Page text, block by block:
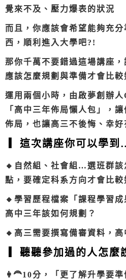
覺來不及、壓力爆表的狀況
而且，你應該會希望能夠充
西，順利進入大學吧?!
那你千萬不要錯過這場講座
應該怎麼規劃與準備才會比
運用兩個小時，由啟夢創辦
「高中三年佈局懶人包」，
佈局，也讓高三不後悔、幸好
▎這次講座你可以學到
🔸自然組、社會組…選班群該
點，要確定科系方向才會比較
🔸學習歷程檔案「課程學習成
高中三年該如何規劃？
🔸高三需要撰寫備審資料，
▎聽聽參加過的人怎麼
👩‍🦰10分，「更了解升學要